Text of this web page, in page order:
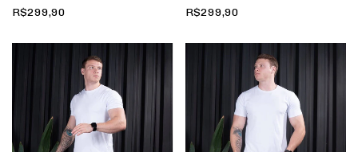
R$299,90
R$299,90